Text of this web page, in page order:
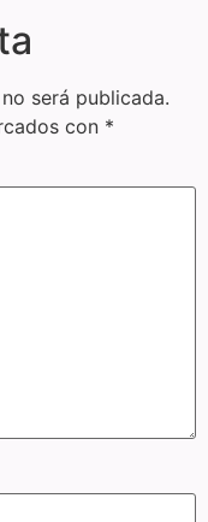
será publicada.
con *